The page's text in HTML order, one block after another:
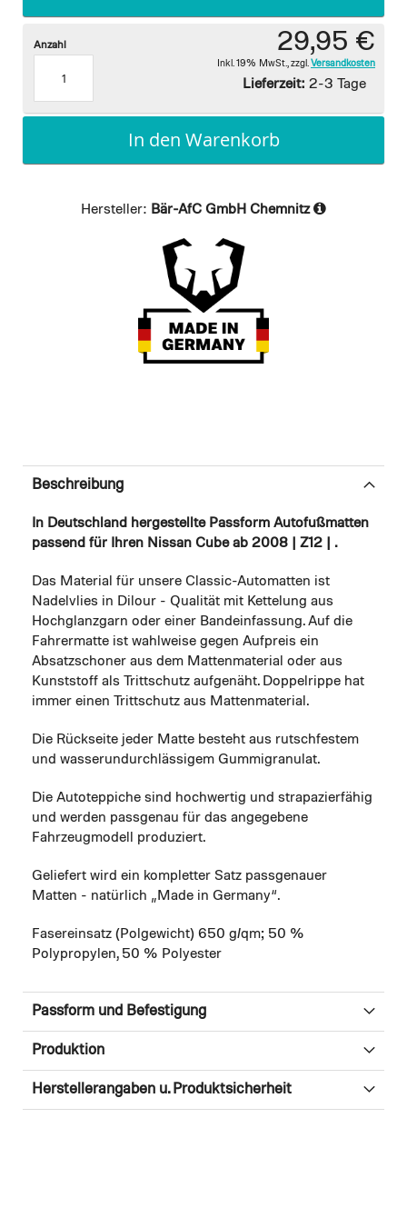
29,95 €
Inkl. 19% MwSt. zzgl. Versandkosten
Lieferzeit: 2-3 Tage
Anzahl
In den Warenkorb
Hersteller: Bär-AfC GmbH Chemnitz
Beschreibung
In Deutschland hergestellte Passform Autofußmatten
passend für Ihren Nissan Cube ab 2008 | Z12 | .
Das Material für unsere Classic-Automatten ist
Nadelvlies in Dilour - Qualität mit Kettelung aus
Hochglanzgarn oder einer Bandeinfassung. Auf die
Fahrermatte ist wahlweise gegen Aufpreis ein
Absatzschoner aus dem Mattenmaterial oder aus
Kunststoff als Trittschutz aufgenäht. Doppelrippe hat
immer einen Trittschutz aus Mattenmaterial.
Die Rückseite jeder Matte besteht aus rutschfestem
und wasserundurchlässigem Gummigranulat.
Die Autoteppiche sind hochwertig und strapazierfähig
und werden passgenau für das angegebene
Fahrzeugmodell produziert.
Geliefert wird ein kompletter Satz passgenauer
Matten - natürlich „Made in Germany“.
Fasereinsatz (Polgewicht) 650 g/qm; 50 %
Polypropylen, 50 % Polyester
Passform und Befestigung
Produktion
Herstellerangaben u. Produktsicherheit